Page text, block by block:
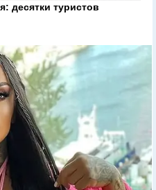
десятки туристов